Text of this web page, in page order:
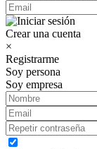
Crear una cuenta
×
Registrarme
Soy persona
Soy empresa